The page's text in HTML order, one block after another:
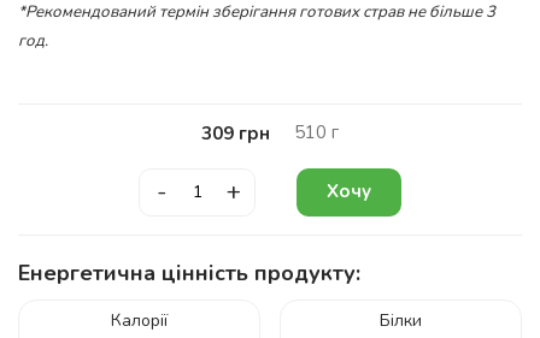
*Рекомендований термін зберігання готових страв не більше 3
год.
309 грн 510 г
- + Хочу
Енергетична цінність продукту:
Калорії
Білки